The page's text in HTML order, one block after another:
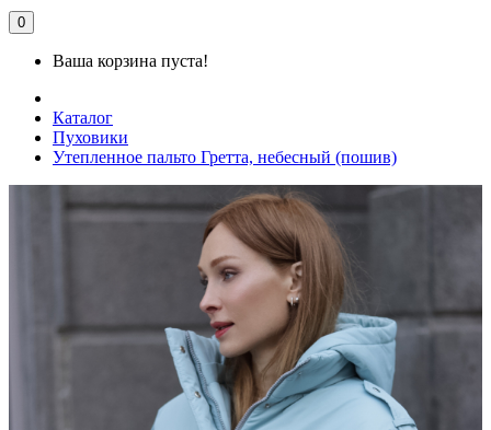
0
Ваша корзина пуста!
Каталог
Пуховики
Утепленное пальто Гретта, небесный (пошив)